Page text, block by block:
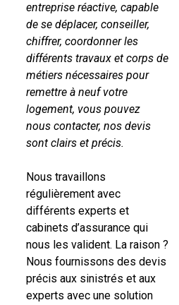
entreprise réactive, capable
de se déplacer, conseiller,
chiffrer, coordonner les
différents travaux et corps de
métiers nécessaires pour
remettre à neuf votre
logement, vous pouvez
nous contacter, nos devis
sont clairs et précis.
Nous travaillons
régulièrement avec
différents experts et
cabinets d’assurance qui
nous les valident. La raison ?
Nous fournissons des devis
précis aux sinistrés et aux
experts avec une solution